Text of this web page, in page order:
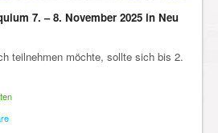
7. – 8. November 2025 in Neu
teilnehmen möchte, sollte sich bis 2.